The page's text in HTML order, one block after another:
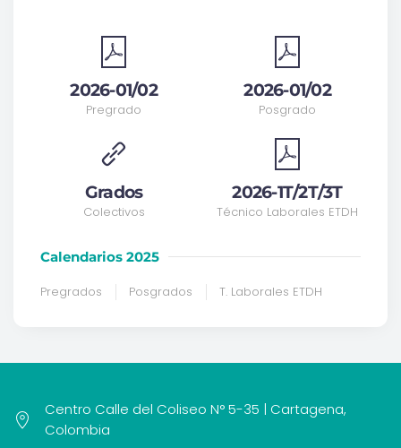
2026-01/02
Pregrado
Grados
Colectivos
2026-01/02
Posgrado
2026-1T/2T/3T
Técnico Laborales ETDH
Calendarios 2025
Pregrados Posgrados T. Laborales ETDH
Centro Calle del Coliseo N° 5-35 | Cartagena,
Colombia